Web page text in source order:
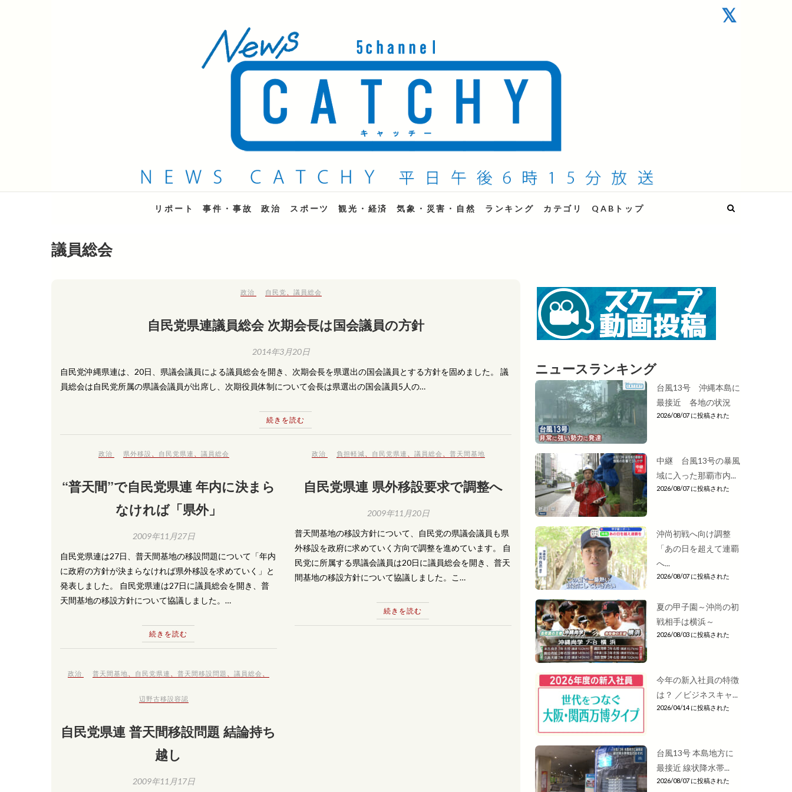
QAB NEWS Headline
キャッチー 月曜〜金曜 午後6時15分放送
リポート 事件・事故 政治 スポーツ 観光・経済 気象・災害・自然 ランキング カテゴリ QABトップ
議員総会
政治 自民党 、議員総会
自民党県連議員総会 次期会長は国会議員の方針
2014年3月20日
自民党沖縄県連は、20日、県議会議員による議員総会を開き、次期会長を県選出の国会議員とする方針を固めました。 議
員総会は自民党所属の県議会議員が出席し、次期役員体制について会長は県選出の国会議員5人の…
続きを読む
政治 県外移設 自民党県連 、議員総会
“普天間”で自民党県連 年内に決まら
なければ「県外」
2009年11月27日
自民党県連は27日、普天間基地の移設問題について「年内
に政府の方針が決まらなければ県外移設を求めていく」と
発表しました。 自民党県連は27日に議員総会を開き、普
天間基地の移設方針について協議しました。…
続きを読む
政治 負担軽減 自民党県連 、議員総会 、普天間基地
自民党県連 県外移設要求で調整へ
2009年11月20日
普天間基地の移設方針について、自民党の県議会議員も県
外移設を政府に求めていく方向で調整を進めています。 自
民党に所属する県議会議員は20日に議員総会を開き、普天
間基地の移設方針について協議しました。こ…
続きを読む
政治 普天間基地 自民党県連 普天間移設問題 議員総会
辺野古移設容認
自民党県連 普天間移設問題 結論持ち
越し
2009年11月17日
ニュースランキング
台風13号 沖縄本島に
最接近 各地の状況
2026/08/07 に投稿された
中継 台風13号の暴風
域に入った那覇市内...
2026/08/07 に投稿された
沖尚初戦へ向け調整
「あの日を超えて連覇
へ...
2026/08/07 に投稿された
夏の甲子園～沖尚の初
戦相手は横浜～
2026/08/03 に投稿された
今年の新入社員の特徴
は？ ／ビジネスキャ...
2026/04/14 に投稿された
台風13号 本島地方に
最接近 線状降水帯...
2026/08/07 に投稿された